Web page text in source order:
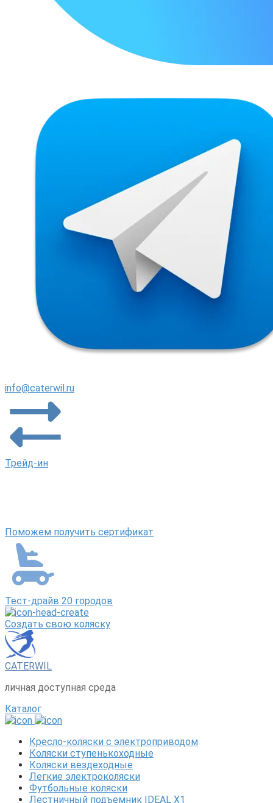
info@caterwil.ru
Трейд-ин
Поможем получить сертификат
Тест-драйв 20 городов
Создать свою коляску
CATERWIL
личная доступная среда
Каталог
Кресло-коляски с электроприводом
Коляски ступенькоходные
Коляски вездеходные
Легкие электроколяски
Футбольные коляски
Лестничный подъемник IDEAL X1